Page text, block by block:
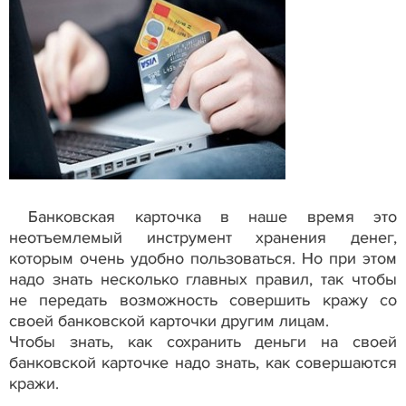
Банковская карточка в наше время это
неотъемлемый инструмент хранения денег,
которым очень удобно пользоваться. Но при этом
надо знать несколько главных правил, так чтобы
не передать возможность совершить кражу со
своей банковской карточки другим лицам.
Чтобы знать, как сохранить деньги на своей
банковской карточке надо знать, как совершаются
кражи.